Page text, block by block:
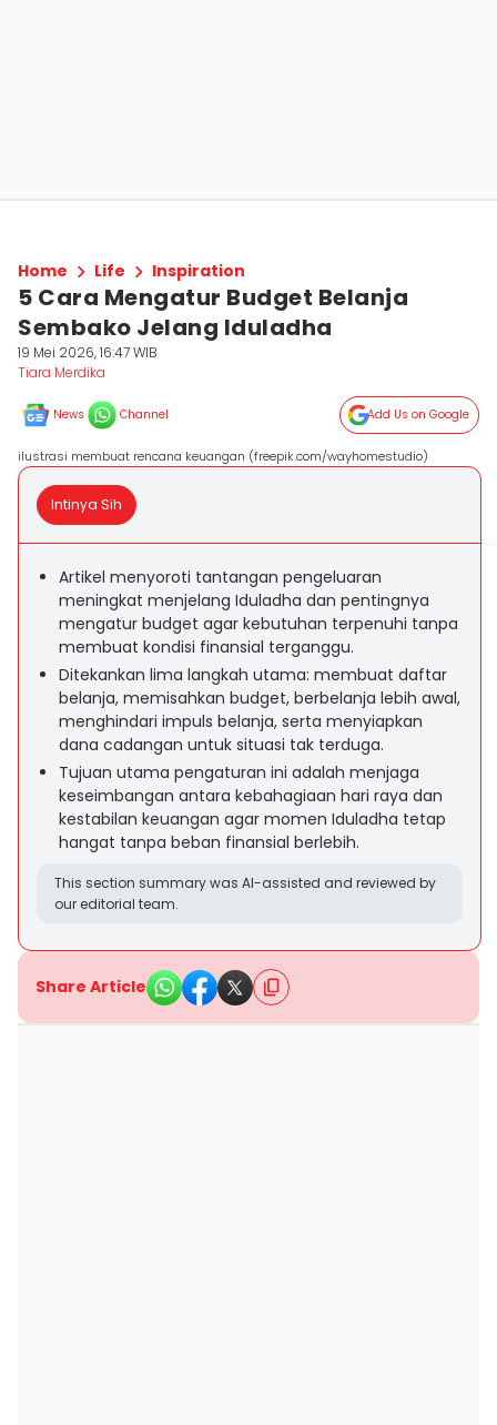
Home Life Inspiration
5 Cara Mengatur Budget Belanja
Sembako Jelang Iduladha
19 Mei 2026, 16:47 WIB
Tiara Merdika
News Channel Add Us on Google
ilustrasi membuat rencana keuangan (freepik.com/wayhomestudio)
Intinya Sih
Artikel menyoroti tantangan pengeluaran
meningkat menjelang Iduladha dan pentingnya
mengatur budget agar kebutuhan terpenuhi tanpa
membuat kondisi finansial terganggu.
Ditekankan lima langkah utama: membuat daftar
belanja, memisahkan budget, berbelanja lebih awal,
menghindari impuls belanja, serta menyiapkan
dana cadangan untuk situasi tak terduga.
Tujuan utama pengaturan ini adalah menjaga
keseimbangan antara kebahagiaan hari raya dan
kestabilan keuangan agar momen Iduladha tetap
hangat tanpa beban finansial berlebih.
This section summary was AI-assisted and reviewed by
our editorial team.
Share Article